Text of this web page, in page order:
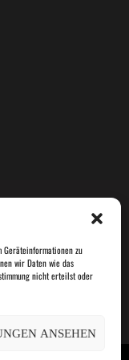
Geräteinformationen zu
wir Daten wie das
nicht erteilst oder
ANSEHEN